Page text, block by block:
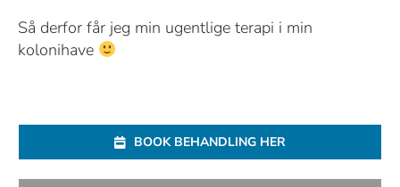
Så derfor får jeg min ugentlige terapi i min
kolonihave
BOOK BEHANDLING HER